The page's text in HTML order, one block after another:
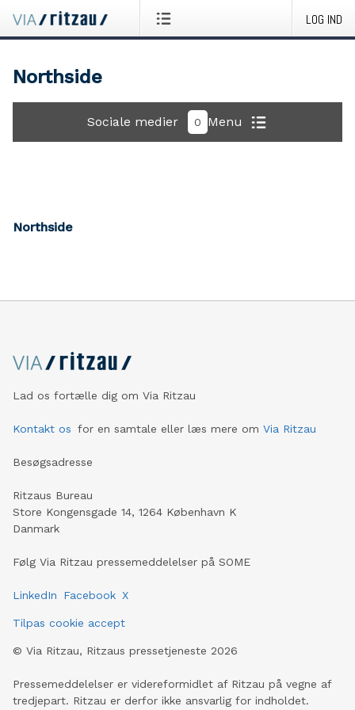
LOG IND
Northside
Sociale medier 0 Menu
Northside
Lad os fortælle dig om Via Ritzau
Kontakt os for en samtale eller læs mere om Via Ritzau
Besøgsadresse
Ritzaus Bureau
Store Kongensgade 14, 1264 København K
Danmark
Følg Via Ritzau pressemeddelelser på SOME
LinkedIn Facebook X
Tilpas cookie accept
© Via Ritzau, Ritzaus pressetjeneste 2026
Pressemeddelelser er videreformidlet af Ritzau på vegne af
tredjepart. Ritzau er derfor ikke ansvarlig for indholdet.